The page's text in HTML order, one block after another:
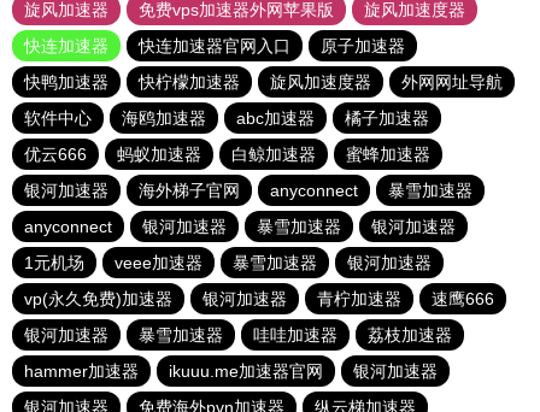
旋风加速器
免费vps加速器外网苹果版
旋风加速度器
快连加速器
快连加速器官网入口
原子加速器
快鸭加速器
快柠檬加速器 旋风加速度器
外网网址导航
软件中心
海鸥加速器 abc加速器
橘子加速器
优云666
蚂蚁加速器 白鲸加速器
蜜蜂加速器
银河加速器
海外梯子官网 anyconnect
暴雪加速器
anyconnect
银河加速器 暴雪加速器
银河加速器
1元机场
veee加速器 暴雪加速器
银河加速器
vp(永久免费)加速器
银河加速器 青柠加速器
速鹰666
银河加速器
暴雪加速器 哇哇加速器
荔枝加速器
hammer加速器
ikuuu.me加速器官网
银河加速器
银河加速器
免费海外pvn加速器 纵云梯加速器